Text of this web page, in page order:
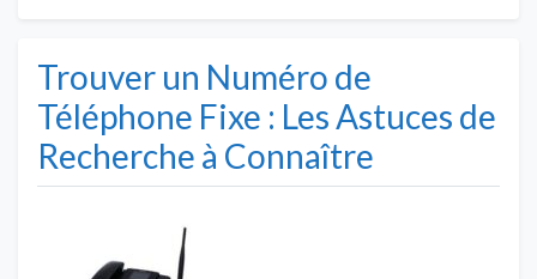
Trouver un Numéro de
Téléphone Fixe : Les Astuces de
Recherche à Connaître